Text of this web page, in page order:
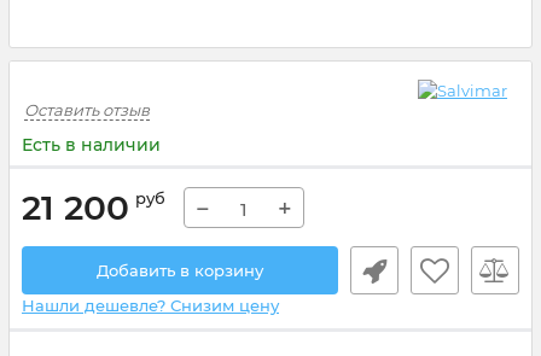
Оставить отзыв
Есть в наличии
21 200 руб − +
Добавить в корзину
Нашли дешевле? Снизим цену